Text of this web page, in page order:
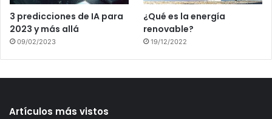
3 predicciones de IA para
2023 y más allá
09/02/2023
¿Qué es la energía
renovable?
19/12/2022
Artículos más vistos